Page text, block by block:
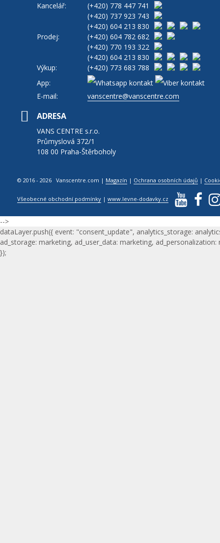
Kancelář: (+420) 778 447 741
(+420) 737 923 743
(+420) 604 213 830
Prodej:
(+420) 604 782 682
(+420) 770 193 322
(+420) 604 213 830
Výkup:
(+420) 773 683 788
App:
E-mail:
vanscentre@vanscentre.com
ADRESA
VANS CENTRE s.r.o.
Průmyslová 372/1
108 00 Praha-Štěrboholy
© 2016 - 2026 Vanscentre.com | Magazín | Ochrana osobních údajů |
Všeobecné obchodní podmínky |www.levne-dodavky.cz
-->
dataLayer.push({ event: "consent_update", analytics_storage:
ad_storage: marketing, ad_user_data: marketing, ad_personalization:
});